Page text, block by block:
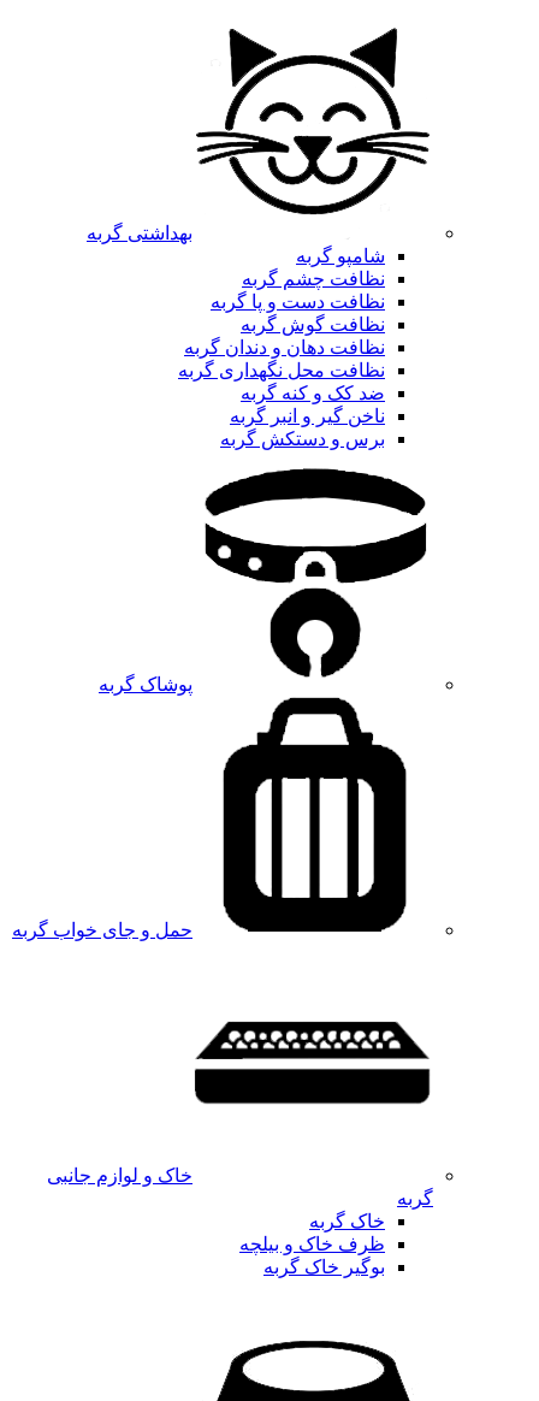
بهداشتی گربه
شامپو گربه
نظافت چشم گربه
نظافت دست و پا گربه
نظافت گوش گربه
نظافت دهان و دندان گربه
نظافت محل نگهداری گربه
ضد کک و کنه گربه
ناخن گیر و انبر گربه
برس و دستکش گربه
پوشاک گربه
حمل و جای خواب گربه
خاک و لوازم جانبی
گربه
خاک گربه
ظرف خاک و بیلچه
بوگیر خاک گربه